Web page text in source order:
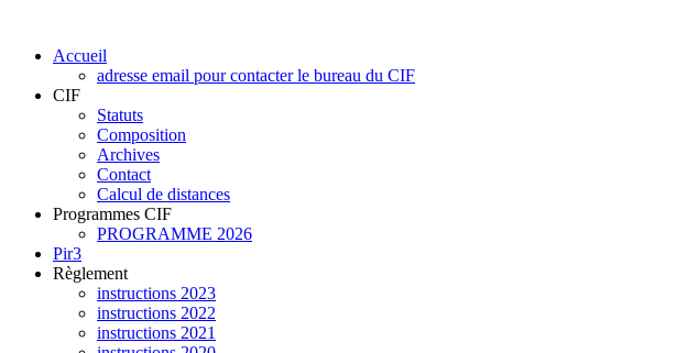
Accueil
adresse email pour contacter le bureau du CIF
CIF
Statuts
Composition
Archives
Contact
Calcul de distances
Programmes CIF
PROGRAMME 2026
Pir3
Règlement
instructions 2023
instructions 2022
instructions 2021